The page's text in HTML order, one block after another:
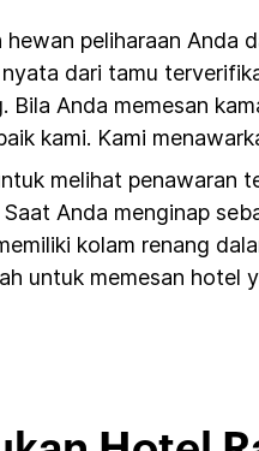
peliharaan Anda
dari tamu
Anda memesan
kami. Kami
melihat penawaran
Anda menginap
kolam renang
untuk memesan hotel